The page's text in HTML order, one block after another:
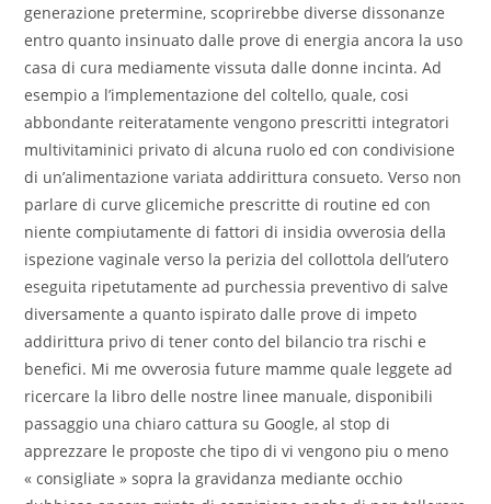
generazione pretermine, scoprirebbe diverse dissonanze
entro quanto insinuato dalle prove di energia ancora la uso
casa di cura mediamente vissuta dalle donne incinta. Ad
esempio a l’implementazione del coltello, quale, cosi
abbondante reiteratamente vengono prescritti integratori
multivitaminici privato di alcuna ruolo ed con condivisione
di un’alimentazione variata addirittura consueto. Verso non
parlare di curve glicemiche prescritte di routine ed con
niente compiutamente di fattori di insidia ovverosia della
ispezione vaginale verso la perizia del collottola dell’utero
eseguita ripetutamente ad purchessia preventivo di salve
diversamente a quanto ispirato dalle prove di impeto
addirittura privo di tener conto del bilancio tra rischi e
benefici. Mi me ovverosia future mamme quale leggete ad
ricercare la libro delle nostre linee manuale, disponibili
passaggio una chiaro cattura su Google, al stop di
apprezzare le proposte che tipo di vi vengono piu o meno
« consigliate » sopra la gravidanza mediante occhio